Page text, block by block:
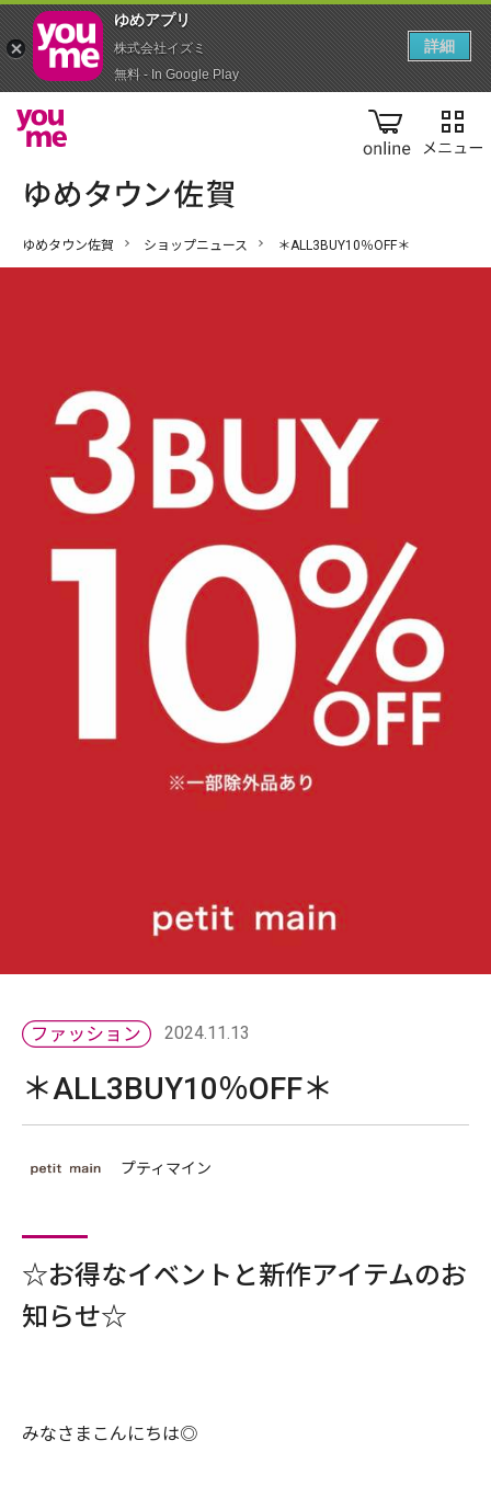
online
ゆめタウン佐賀 ショップニュース ＊ALL3BUY10％OFF＊
2024.11.13
＊ALL3BUY10％OFF＊
プティマイン
☆お得なイベントと新作アイテムのお
知らせ☆
みなさまこんにちは◎
ゆめアプ‪リ‬
株式会社イズミ
無料 - In Google Play
詳細